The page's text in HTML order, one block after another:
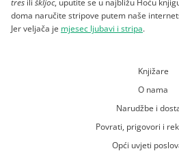
tres ili škljoc, uputite se u najbližu Hoću
doma naručite stripove putem naše
Jer veljača je mjesec ljubavi i stripa.
Knjižare
O nama
Narudžbe i
Povrati, prigovori i
Opći uvjeti